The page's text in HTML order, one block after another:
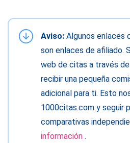
Aviso: Algunos enlaces
son enlaces de afiliado.
web de citas a través
recibir una pequeña
adicional para ti. Esto
1000citas.com y seguir
comparativas
información .